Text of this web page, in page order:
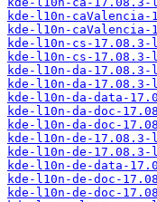
kde-l10n-
kde-l10n-
kde-l10n-cs-
kde-l10n-cs-17.08.3-
kde-l10n-da-
kde-l10n-da-
kde-l10n-da-data-
kde-l10n-da-doc-
kde-l10n-da-doc-
kde-l10n-de-
kde-l10n-de-
kde-l10n-de-data-
kde-l10n-de-doc-
kde-l10n-de-doc-